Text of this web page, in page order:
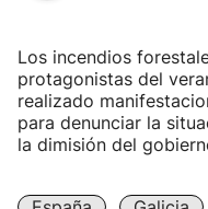
Los incendios
protagonistas del
realizado
para denunciar la
la dimisión del